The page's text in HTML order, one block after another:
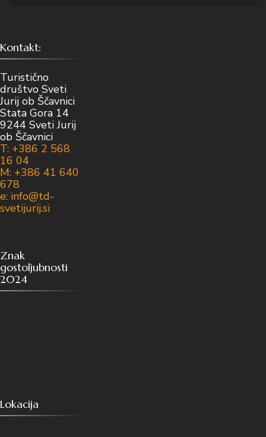
Kontakt:
Turistično
društvo Sveti
Jurij ob Ščavnici
Stata Gora 14
9244 Sveti Jurij
ob Ščavnici
T: +386 2 568
16 04
M: +386 41 640
678
e: info@td-
svetijurij.si
Znak
gostoljubnosti
2024
Lokacija